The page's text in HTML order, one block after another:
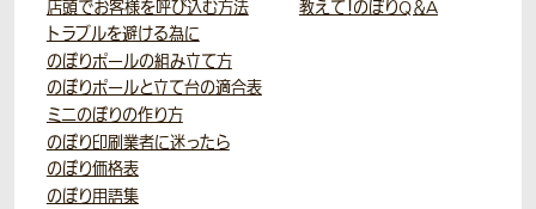
店頭でお客様を呼び込む方法
トラブルを避ける為に
のぼりポールの組み立て方
のぼりポールと立て台の適合表
ミニのぼりの作り方
のぼり印刷業者に迷ったら
のぼり価格表
のぼり用語集
教えて！のぼりQ＆A